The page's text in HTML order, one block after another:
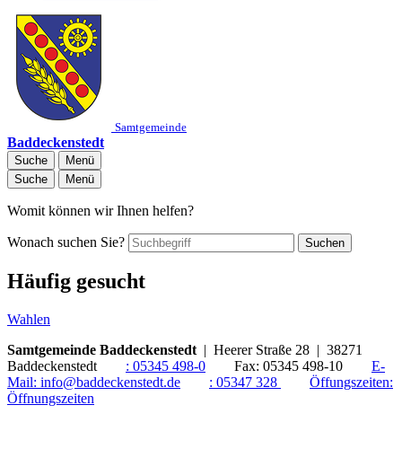
Samtgemeinde
Baddeckenstedt
Suche
Menü
Suche
Menü
Womit können wir Ihnen helfen?
Wonach suchen Sie? Suchen
Häufig gesucht
Wahlen
Samtgemeinde Baddeckenstedt | Heerer Straße 28 | 38271
Baddeckenstedt : 05345 498-0 Fax: 05345 498-10
E-
Mail: info@baddeckenstedt.de : 05347 328
Öffungszeiten:
Öffnungszeiten